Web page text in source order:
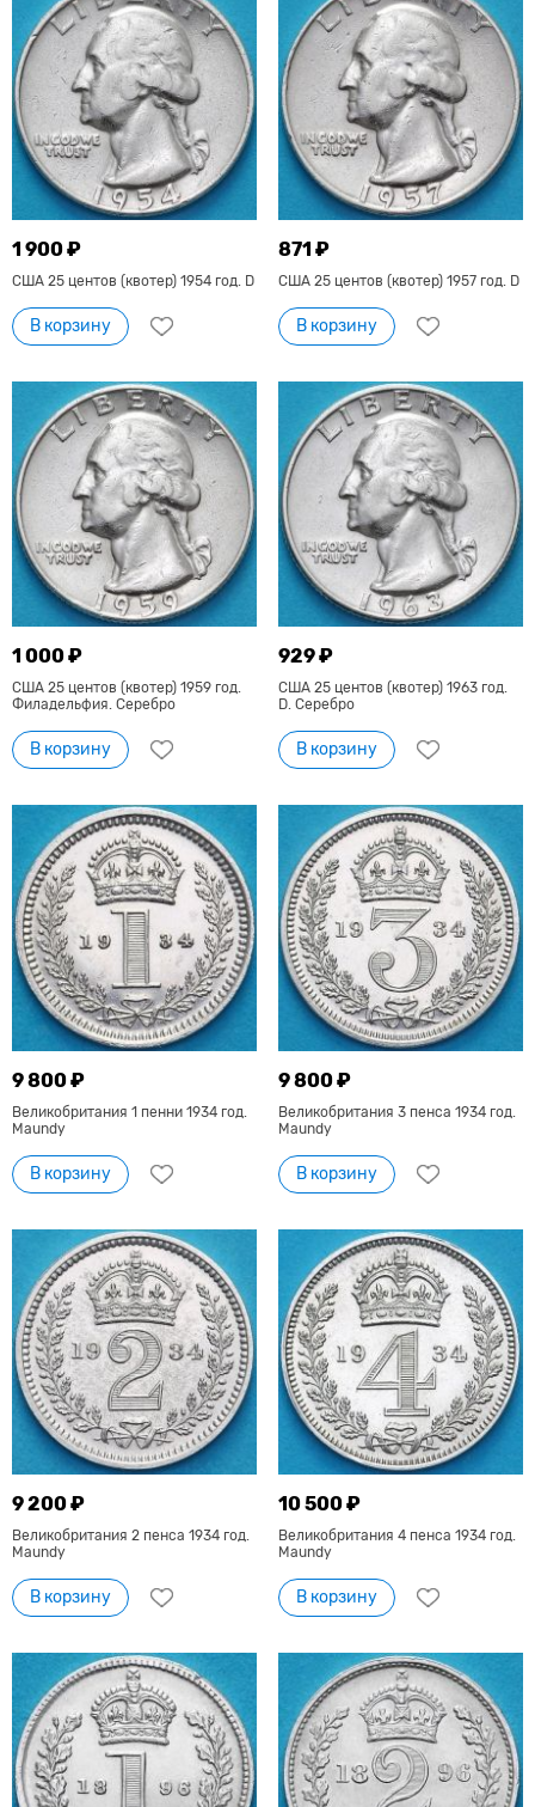
1 900 ₽
США 25 центов (квотер) 1954 год. D
В корзину
871 ₽
США 25 центов (квотер) 1957 год. D
В корзину
1 000 ₽
США 25 центов (квотер) 1959 год.
Филадельфия. Серебро
В корзину
929 ₽
США 25 центов (квотер) 1963 год.
D. Серебро
В корзину
9 800 ₽
Великобритания 1 пенни 1934 год.
Maundy
В корзину
9 800 ₽
Великобритания 3 пенса 1934 год.
Maundy
В корзину
9 200 ₽
Великобритания 2 пенса 1934 год.
Maundy
В корзину
10 500 ₽
Великобритания 4 пенса 1934 год.
Maundy
В корзину